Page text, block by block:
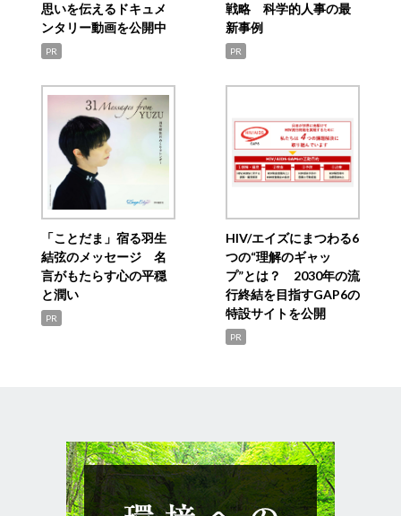
思いを伝えるドキュメ
ンタリー動画を公開中
PR
戦略 科学的人事の最
新事例
PR
「ことだま」宿る羽生
結弦のメッセージ 名
言がもたらす心の平穏
と潤い
PR
HIV/エイズにまつわる6
つの“理解のギャッ
プ”とは？ 2030年の流
行終結を目指すGAP6の
特設サイトを公開
PR